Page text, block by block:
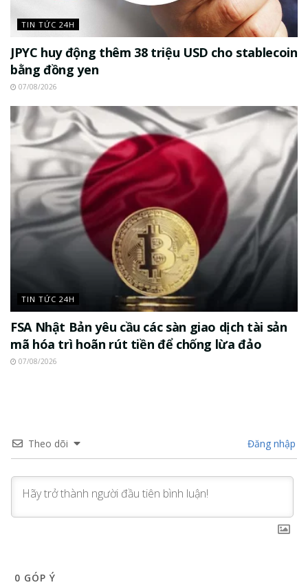
TIN TỨC 24H
JPYC huy động thêm 38 triệu USD cho stablecoin
bằng đồng yen
07/08/2026
TIN TỨC 24H
FSA Nhật Bản yêu cầu các sàn giao dịch tài sản
mã hóa trì hoãn rút tiền để chống lừa đảo
07/08/2026
Theo dõi Đăng nhập
0 GÓP Ý